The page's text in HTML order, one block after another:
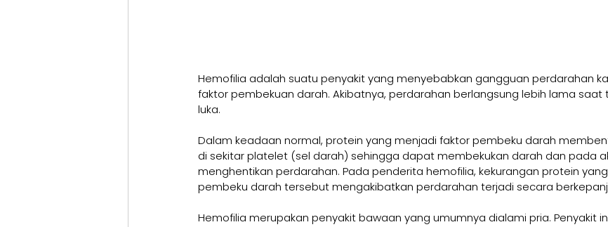
Hemofilia adalah suatu penyakit yang menyebabkan gangguan perdarahan
faktor pembekuan darah. Akibatnya, perdarahan berlangsung lebih lama saat
luka.
Dalam keadaan normal, protein yang menjadi faktor pembeku darah
di sekitar platelet (sel darah) sehingga dapat membekukan darah dan pada
menghentikan perdarahan. Pada penderita hemofilia, kekurangan protein
pembeku darah tersebut mengakibatkan perdarahan terjadi secara
Hemofilia merupakan penyakit bawaan yang umumnya dialami pria. Penyakit